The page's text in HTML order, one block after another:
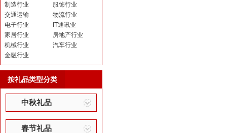
制造行业
服饰行业
交通运输
物流行业
电子行业
IT通讯业
家居行业
房地产行业
机械行业
汽车行业
金融行业
按礼品类型分类
中秋礼品
春节礼品